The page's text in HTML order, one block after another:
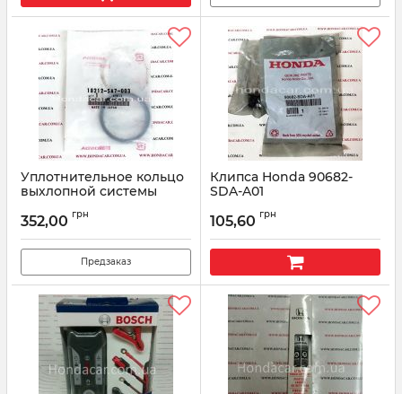
Уплотнительное кольцо
выхлопной системы
Артикул: 18212SA7003
352,00 грн
Предзаказ
Клипса Honda 90682-
SDA-A01
105,60 грн